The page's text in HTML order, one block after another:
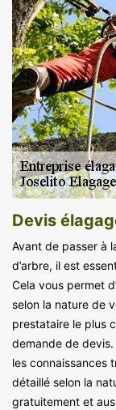
Devis
Avant de passer à
d’arbre, il est
Cela vous permet
selon la nature de
prestataire le plus
demande de
les connaissances
détaillé selon la
gratuitement et